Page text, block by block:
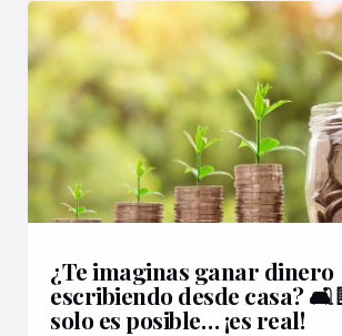
¿Te imaginas ganar dinero
escribiendo desde casa?
solo es posible… ¡es real!